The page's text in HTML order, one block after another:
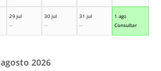
29 jul
--
30 jul
--
31 jul
--
1 ago
Consultar
agosto 2026